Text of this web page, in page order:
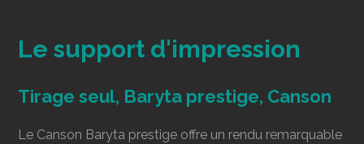
Le support d'impression
Tirage seul, Baryta prestige, Canson
Le Canson Baryta prestige offre un rendu remarquable